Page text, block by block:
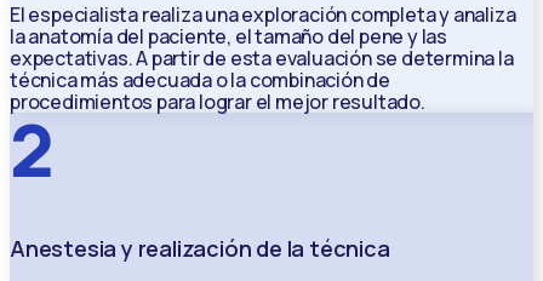
El especialista realiza una exploración completa y analiza
la anatomía del paciente, el tamaño del pene y las
expectativas. A partir de esta evaluación se determina la
técnica más adecuada o la combinación de
procedimientos para lograr el mejor resultado.
2
Anestesia y realización de la técnica